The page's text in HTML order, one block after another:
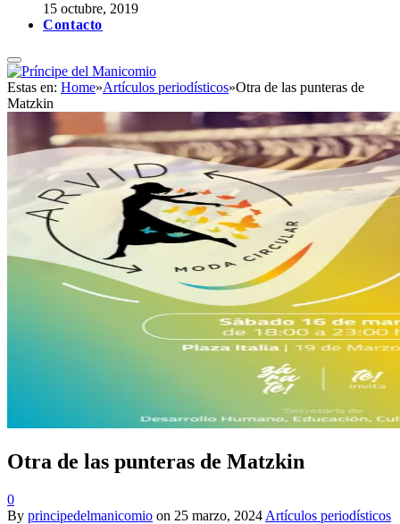
15 octubre, 2019
Contacto
Estas en: Home»Artículos periodísticos»Otra de las punteras de
Matzkin
Otra de las punteras de Matzkin
0
By principedelmanicomio on 25 marzo, 2024 Artículos periodísticos